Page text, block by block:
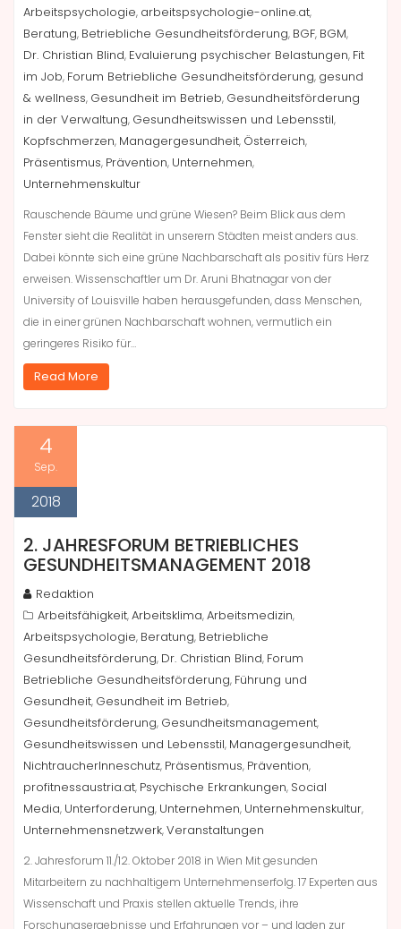
Arbeitspsychologie, arbeitspsychologie-online.at,
Beratung, Betriebliche Gesundheitsförderung, BGF, BGM,
Dr. Christian Blind, Evaluierung psychischer Belastungen, Fit
im Job, Forum Betriebliche Gesundheitsförderung, gesund
& wellness, Gesundheit im Betrieb, Gesundheitsförderung
in der Verwaltung, Gesundheitswissen und Lebensstil,
Kopfschmerzen, Managergesundheit, Österreich,
Präsentismus, Prävention, Unternehmen,
Unternehmenskultur
Rauschende Bäume und grüne Wiesen? Beim Blick aus dem
Fenster sieht die Realität in unserern Städten meist anders aus.
Dabei könnte sich eine grüne Nachbarschaft als positiv fürs Herz
erweisen. Wissenschaftler um Dr. Aruni Bhatnagar von der
University of Louisville haben herausgefunden, dass Menschen,
die in einer grünen Nachbarschaft wohnen, vermutlich ein
geringeres Risiko für…
Read More
4
Sep.
2018
2. JAHRESFORUM BETRIEBLICHES
GESUNDHEITSMANAGEMENT 2018
Redaktion
Arbeitsfähigkeit,Arbeitsklima,Arbeitsmedizin,
Arbeitspsychologie, Beratung, Betriebliche
Gesundheitsförderung, Dr. Christian Blind, Forum
Betriebliche Gesundheitsförderung, Führung und
Gesundheit, Gesundheit im Betrieb,
Gesundheitsförderung, Gesundheitsmanagement,
Gesundheitswissen und Lebensstil, Managergesundheit,
NichtraucherInneschutz, Präsentismus, Prävention,
profitnessaustria.at, Psychische Erkrankungen, Social
Media, Unterforderung, Unternehmen, Unternehmenskultur,
Unternehmensnetzwerk,Veranstaltungen
2. Jahresforum 11./12. Oktober 2018 in Wien Mit gesunden
Mitarbeitern zu nachhaltigem Unternehmenserfolg. 17 Experten aus
Wissenschaft und Praxis stellen aktuelle Trends, ihre
Forschungsergebnisse und Erfahrungen vor – und laden zur